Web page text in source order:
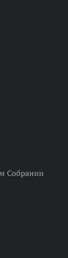
Собрании